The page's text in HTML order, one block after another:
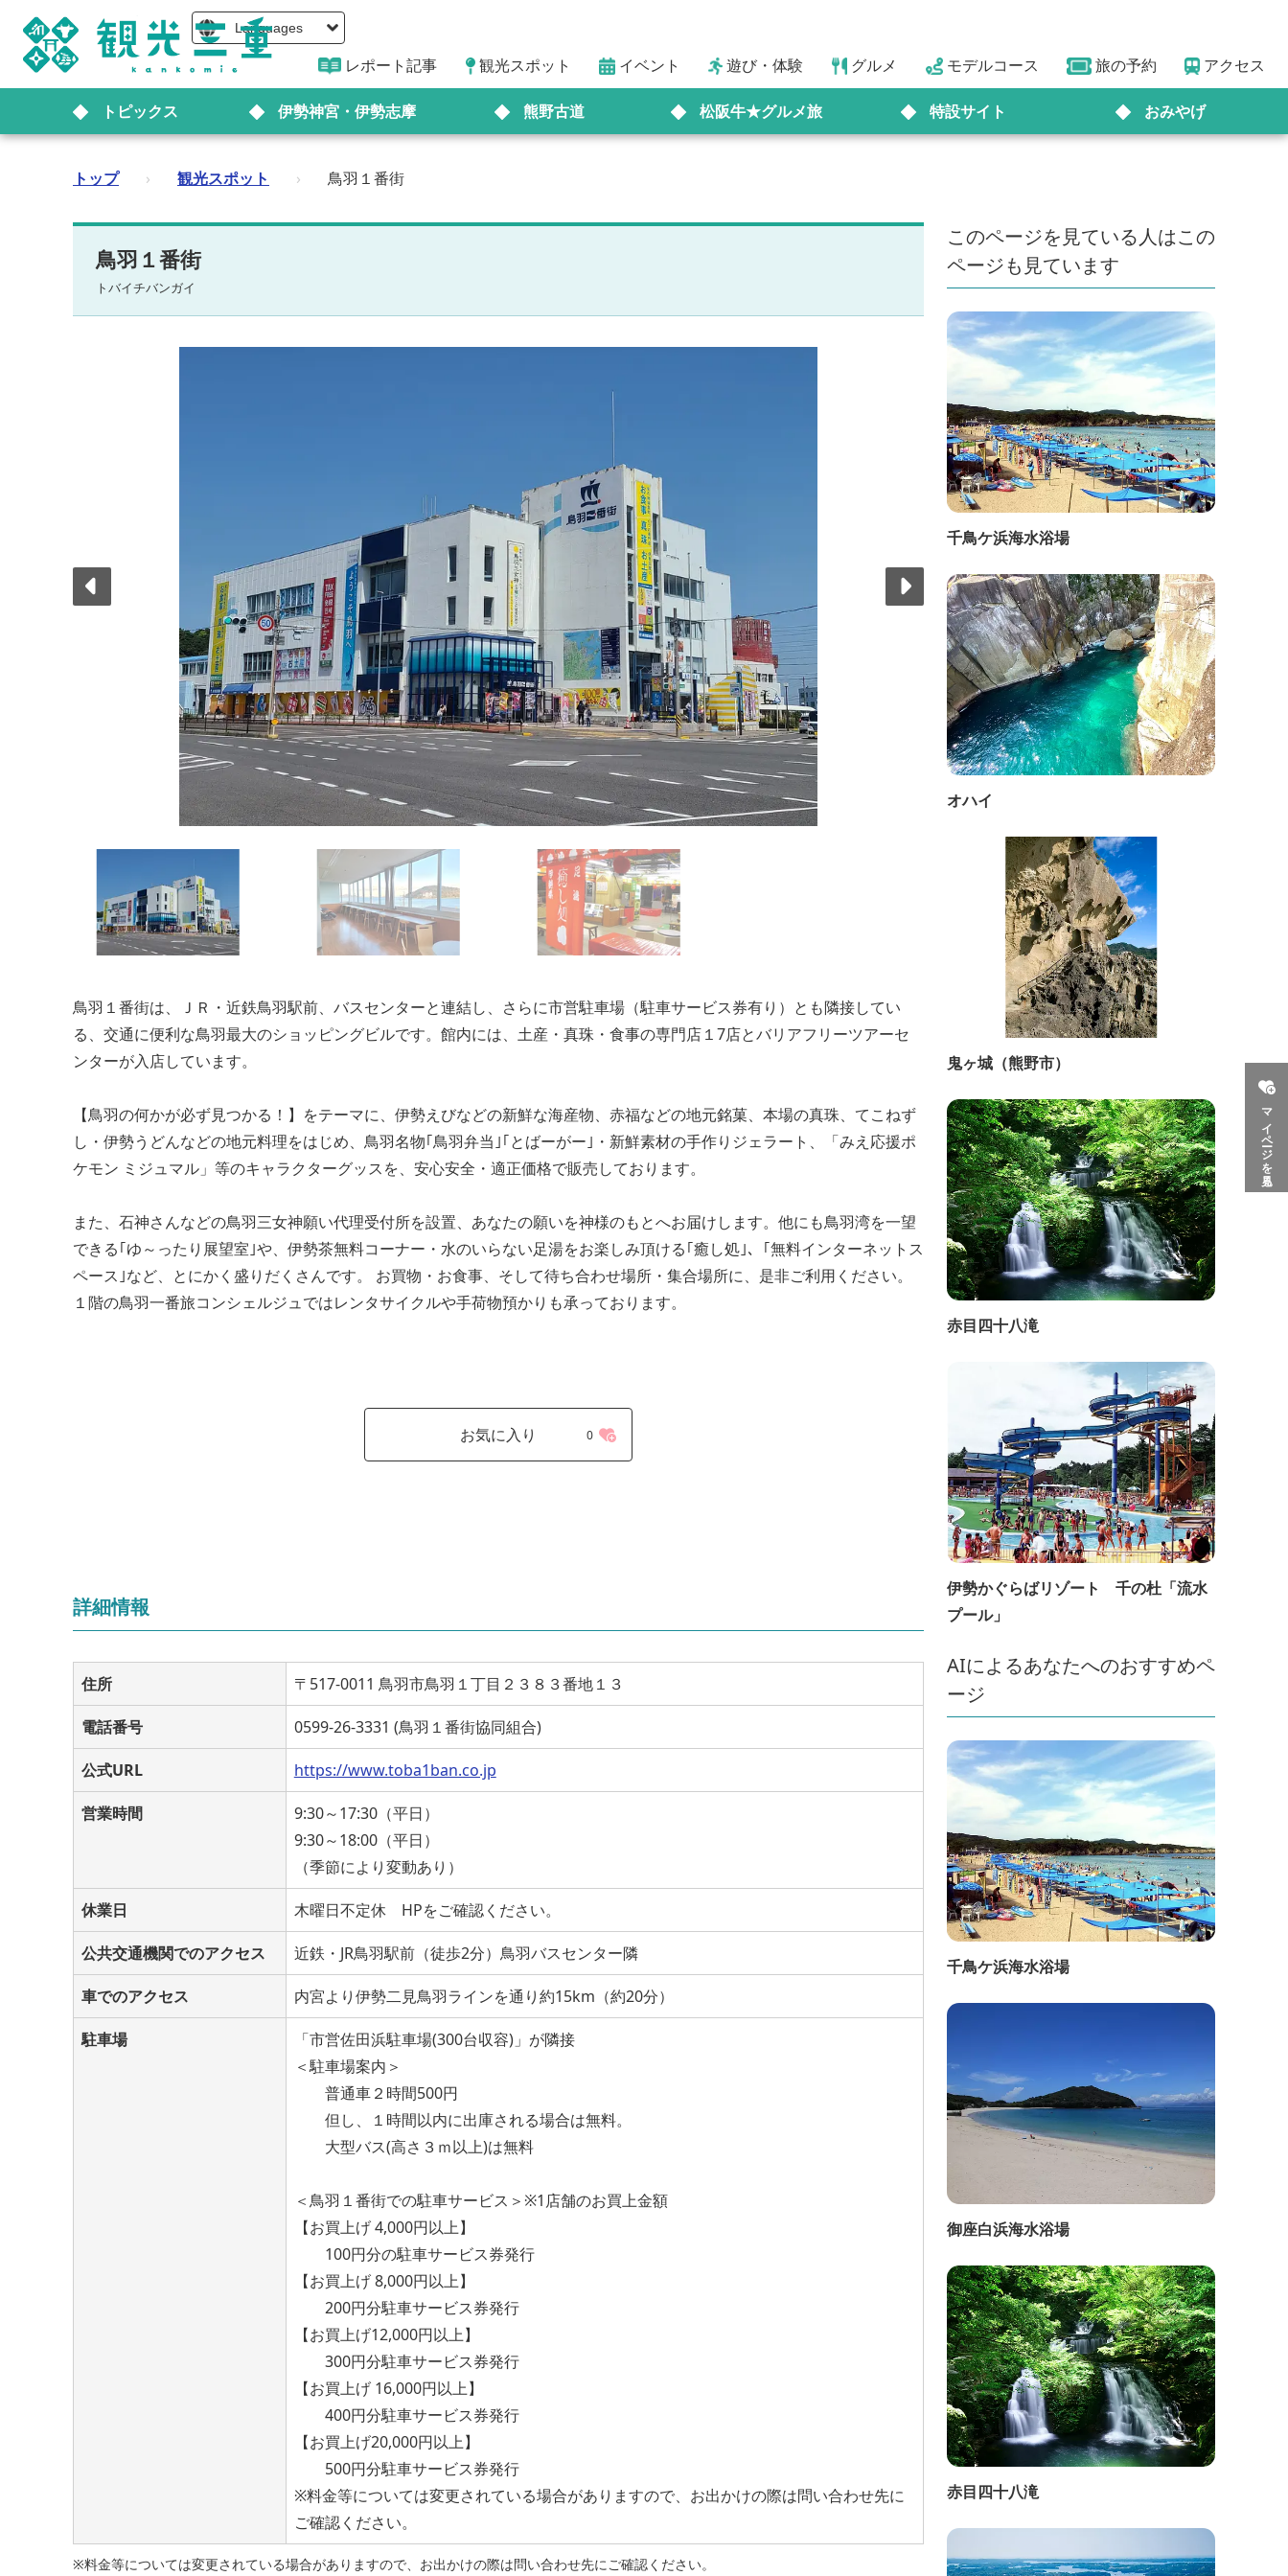
Languages
レポート記事 観光スポット イベント 遊び・体験 グルメ モデルコース 旅の予約 アクセス
トピックス 伊勢神宮・伊勢志摩 熊野古道 松阪牛★グルメ旅 特設サイト おみやげ
マイページを見る
トップ › 観光スポット › 鳥羽１番街
鳥羽１番街
トバイチバンガイ
鳥羽１番街は、ＪＲ・近鉄鳥羽駅前、バスセンターと連結し、さらに市営駐車場（駐車サービス券有り）とも隣接してい
る、交通に便利な鳥羽最大のショッピングビルです。館内には、土産・真珠・食事の専門店１7店とバリアフリーツアーセ
ンターが入店しています。
【鳥羽の何かが必ず見つかる！】をテーマに、伊勢えびなどの新鮮な海産物、赤福などの地元銘菓、本場の真珠、てこねず
し・伊勢うどんなどの地元料理をはじめ、鳥羽名物｢鳥羽弁当｣｢とばーがー｣・新鮮素材の手作りジェラート、「みえ応援ポ
ケモン ミジュマル」等のキャラクターグッスを、安心安全・適正価格で販売しております。
また、石神さんなどの鳥羽三女神願い代理受付所を設置、あなたの願いを神様のもとへお届けします。他にも鳥羽湾を一望
できる｢ゆ～ったり展望室｣や、伊勢茶無料コーナー・水のいらない足湯をお楽しみ頂ける｢癒し処｣、｢無料インターネットス
ペース｣など、とにかく盛りだくさんです。 お買物・お食事、そして待ち合わせ場所・集合場所に、是非ご利用ください。
１階の鳥羽一番旅コンシェルジュではレンタサイクルや手荷物預かりも承っております。
お気に入り 0
詳細情報
住所 〒517-0011 鳥羽市鳥羽１丁目２３８３番地１３
電話番号 0599-26-3331 (鳥羽１番街協同組合)
公式URL https://www.toba1ban.co.jp
営業時間
9:30～17:30（平日）
9:30～18:00（平日）
（季節により変動あり）
休業日 木曜日不定休 HPをご確認ください。
公共交通機関でのアクセス 近鉄・JR鳥羽駅前（徒歩2分）鳥羽バスセンター隣
車でのアクセス 内宮より伊勢二見鳥羽ラインを通り約15km（約20分）
駐車場
「市営佐田浜駐車場(300台収容)」が隣接
＜駐車場案内＞
普通車２時間500円
但し、１時間以内に出庫される場合は無料。
大型バス(高さ３ｍ以上)は無料
＜鳥羽１番街での駐車サービス＞※1店舗のお買上金額
【お買上げ 4,000円以上】
100円分の駐車サービス券発行
【お買上げ 8,000円以上】
200円分駐車サービス券発行
【お買上げ12,000円以上】
300円分駐車サービス券発行
【お買上げ 16,000円以上】
400円分駐車サービス券発行
【お買上げ20,000円以上】
500円分駐車サービス券発行
※料金等については変更されている場合がありますので、お出かけの際は問い合わせ先に
ご確認ください。
※料金等については変更されている場合がありますので、お出かけの際は問い合わせ先にご確認ください。
このページを見ている人はこの
ページも見ています
千鳥ケ浜海水浴場
オハイ
鬼ヶ城（熊野市）
赤目四十八滝
伊勢かぐらばリゾート 千の杜「流水
プール」
AIによるあなたへのおすすめペ
ージ
千鳥ケ浜海水浴場
御座白浜海水浴場
赤目四十八滝